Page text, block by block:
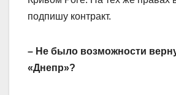
подпишу контракт.
– Не было возможности
«Днепр»?